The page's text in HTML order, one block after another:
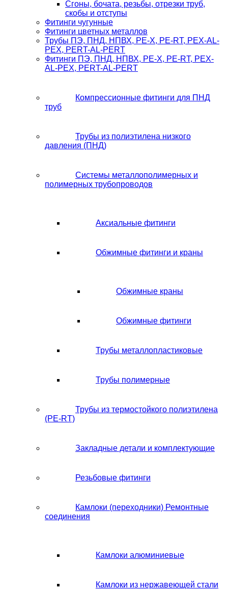
Сгоны, бочата, резьбы, отрезки труб,
скобы и отступы
Фитинги чугунные
Фитинги цветных металлов
Трубы ПЭ, ПНД, НПВХ, PE-X, PE-RT, PEX-AL-
PEX, PERT-AL-PERT
Фитинги ПЭ, ПНД, НПВХ, PE-X, PE-RT, PEX-
AL-PEX, PERT-AL-PERT
Компрессионные фитинги для ПНД
труб
Трубы из полиэтилена низкого
давления (ПНД)
Системы металлополимерных и
полимерных трубопроводов
Аксиальные фитинги
Обжимные фитинги и краны
Обжимные краны
Обжимные фитинги
Трубы металлопластиковые
Трубы полимерные
Трубы из термостойкого полиэтилена
(PE-RT)
Закладные детали и комплектующие
Резьбовые фитинги
Камлоки (переходники) Ремонтные
соединения
Камлоки алюминиевые
Камлоки из нержавеющей стали